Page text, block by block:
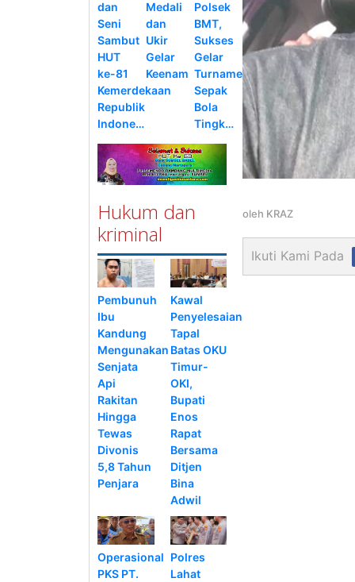
dan
Seni
Sambut
HUT
ke-81
Kemerdekaan
Republik
Indone…
Medali
dan
Ukir
Gelar
Keenam
Polsek
BMT,
Sukses
Gelar
Turnamen
Sepak
Bola
Tingk…
Hukum dan
kriminal
Pembunuh
Ibu
Kandung
Mengunakan
Senjata
Api
Rakitan
Hingga
Tewas
Divonis
5,8 Tahun
Penjara
Kawal
Penyelesaian
Tapal
Batas OKU
Timur-
OKI,
Bupati
Enos
Rapat
Bersama
Ditjen
Bina
Adwil
Operasional
PKS PT.
Polres
Lahat
oleh KRAZ
Ikuti Kami Pada